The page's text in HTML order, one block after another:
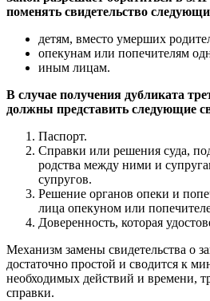
поменять свидетельство
детям, вместо умерших
опекунам или попечителям
иным лицам.
В случае получения дубликата
должны представить следующие
Паспорт.
Справки или решения суда,
родства между ними и
супругов.
Решение органов опеки и
лица опекуном или
Доверенность, которая
Механизм замены свидетельства о
достаточно простой и сводится к
необходимых действий и времени,
справки.